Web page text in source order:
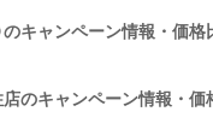
キャンペーン情報・価格
のキャンペーン情報・価